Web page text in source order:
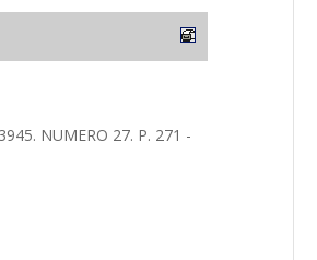
NUMERO 27. P. 271 -